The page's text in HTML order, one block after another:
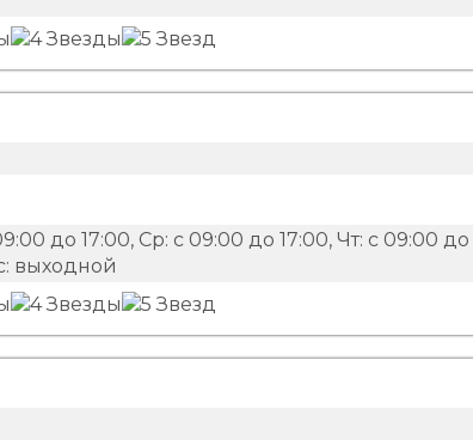
до 17:00, Ср: с 09:00 до 17:00, Чт: с 09:00 до
выходной